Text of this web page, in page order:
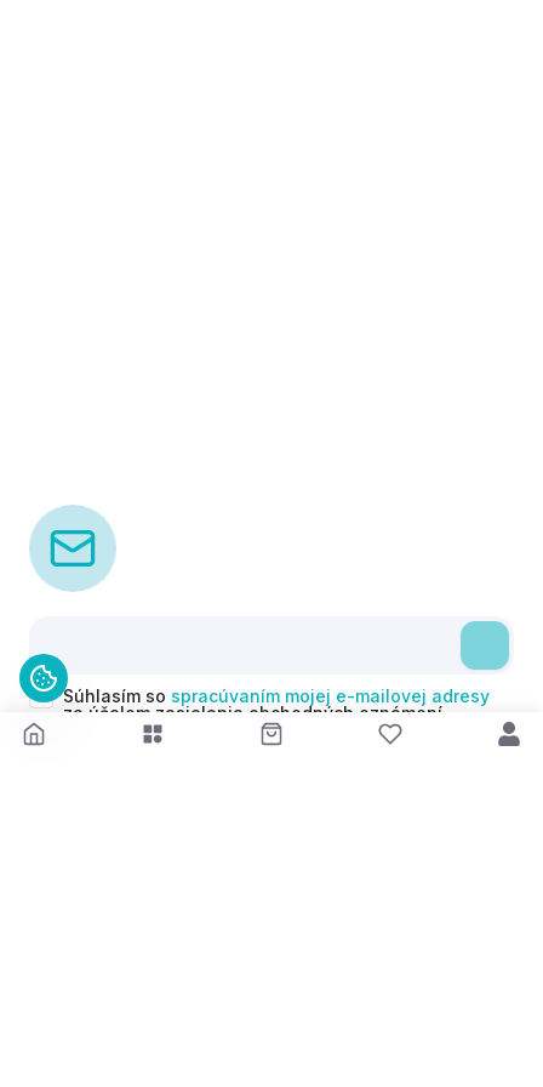
Súhlasím so spracúvaním mojej e-mailovej adresy
za účelom zasielania obchodných oznámení
(newsletterov) v súlade s čl. 6 ods. 1 písm. a)
Nariadenia GDPR. Svoj súhlas môžem kedykoľvek